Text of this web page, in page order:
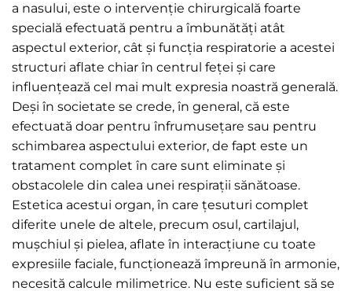
a nasului, este o intervenție chirurgicală foarte
specială efectuată pentru a îmbunătăți atât
aspectul exterior, cât și funcția respiratorie a acestei
structuri aflate chiar în centrul feței și care
influențează cel mai mult expresia noastră generală.
Deși în societate se crede, în general, că este
efectuată doar pentru înfrumusețare sau pentru
schimbarea aspectului exterior, de fapt este un
tratament complet în care sunt eliminate și
obstacolele din calea unei respirații sănătoase.
Estetica acestui organ, în care țesuturi complet
diferite unele de altele, precum osul, cartilajul,
mușchiul și pielea, aflate în interacțiune cu toate
expresiile faciale, funcționează împreună în armonie,
necesită calcule milimetrice. Nu este suficient să se